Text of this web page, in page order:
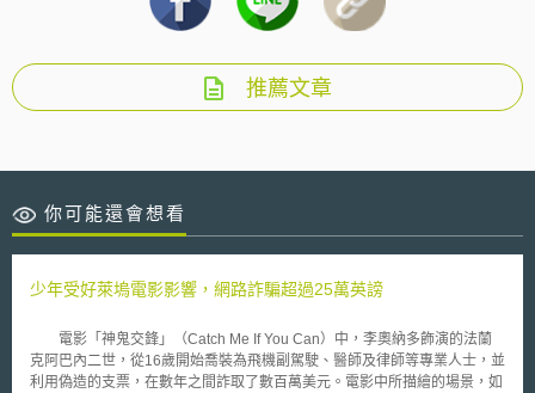
推薦文章
你可能還會想看
少年受好萊塢電影影響，網路詐騙超過25萬英謗
電影「神鬼交鋒」（Catch Me If You Can）中，李奧納多飾演的法蘭
克阿巴內二世，從16歲開始喬裝為飛機副駕駛、醫師及律師等專業人士，並
利用偽造的支票，在數年之間詐取了數百萬美元。電影中所描繪的場景，如